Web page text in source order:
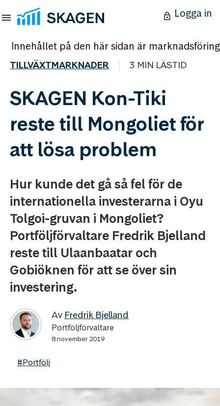
Logga in
Innehållet på den här sidan är marknadsföring
TILLVÄXTMARKNADER 3 MIN LÄSTID
SKAGEN Kon-Tiki
reste till Mongoliet för
att lösa problem
Hur kunde det gå så fel för de
internationella investerarna i Oyu
Tolgoi-gruvan i Mongoliet?
Portföljförvaltare Fredrik Bjelland
reste till Ulaanbaatar och
Gobiöknen för att se över sin
investering.
Av Fredrik Bjelland
Portföljförvaltare
8 november 2019
#Portfölj